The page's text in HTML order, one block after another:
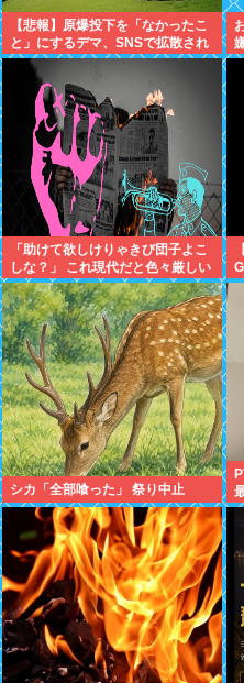
【悲報】原爆投下を「なかったこ
と」にするデマ、SNSで拡散され
てしまう
「助けて欲しけりゃきび団子よこ
しな？」 これ現代だと色々厳しい
よな
シカ「全部喰った」 祭り中止